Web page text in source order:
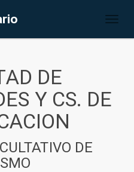
DE
Y CS. DE
DE